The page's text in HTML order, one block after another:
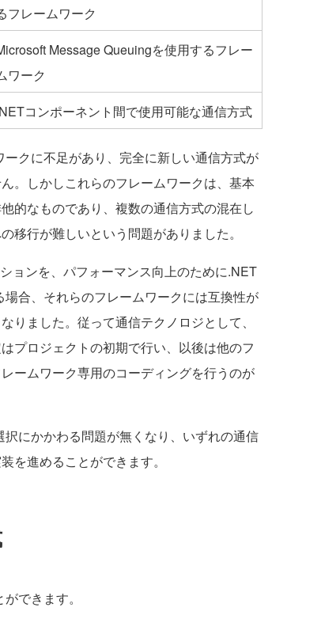
フレームワーク
Message Queuingを使用するフレー
ワーク
コンポーネント間で使用可能な通信方式
クに不足があり、完全に新しい通信方式が
。しかしこれらのフレームワークは、基本
的なものであり、複数の通信方式の混在し
移行が難しいという問題がありました。
ョンを、パフォーマンス向上のために.NET
合、それらのフレームワークには互換性が
りました。従って通信テクノロジとして、
プロジェクトの初期で行い、以後は他のフ
ームワーク専用のコーディングを行うのが
にかかわる問題が無くなり、いずれの通信
を進めることができます。
できます。